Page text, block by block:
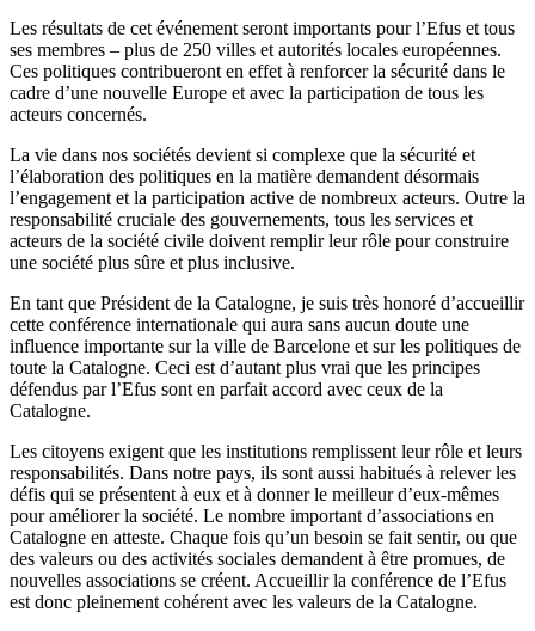
Les résultats de cet événement seront importants pour l’Efus et tous
ses membres – plus de 250 villes et autorités locales européennes.
Ces politiques contribueront en effet à renforcer la sécurité dans le
cadre d’une nouvelle Europe et avec la participation de tous les
acteurs concernés.
La vie dans nos sociétés devient si complexe que la sécurité et
l’élaboration des politiques en la matière demandent désormais
l’engagement et la participation active de nombreux acteurs. Outre la
responsabilité cruciale des gouvernements, tous les services et
acteurs de la société civile doivent remplir leur rôle pour construire
une société plus sûre et plus inclusive.
En tant que Président de la Catalogne, je suis très honoré d’accueillir
cette conférence internationale qui aura sans aucun doute une
influence importante sur la ville de Barcelone et sur les politiques de
toute la Catalogne. Ceci est d’autant plus vrai que les principes
défendus par l’Efus sont en parfait accord avec ceux de la
Catalogne.
Les citoyens exigent que les institutions remplissent leur rôle et leurs
responsabilités. Dans notre pays, ils sont aussi habitués à relever les
défis qui se présentent à eux et à donner le meilleur d’eux-mêmes
pour améliorer la société. Le nombre important d’associations en
Catalogne en atteste. Chaque fois qu’un besoin se fait sentir, ou que
des valeurs ou des activités sociales demandent à être promues, de
nouvelles associations se créent. Accueillir la conférence de l’Efus
est donc pleinement cohérent avec les valeurs de la Catalogne.